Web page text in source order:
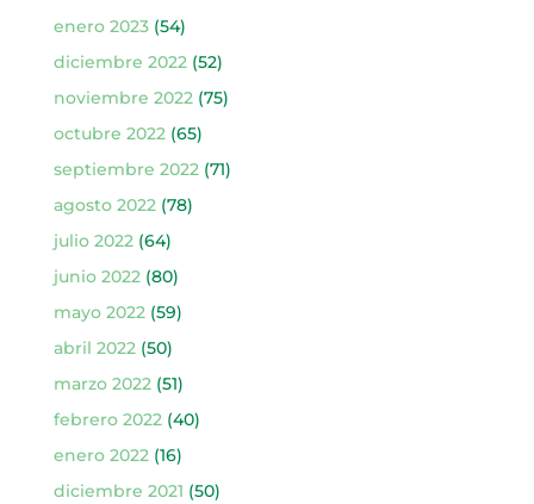
enero 2023(54)
diciembre 2022(52)
noviembre 2022(75)
octubre 2022(65)
septiembre 2022(71)
agosto 2022(78)
julio 2022(64)
junio 2022(80)
mayo 2022(59)
abril 2022(50)
marzo 2022(51)
febrero 2022(40)
enero 2022(16)
diciembre 2021 (50)